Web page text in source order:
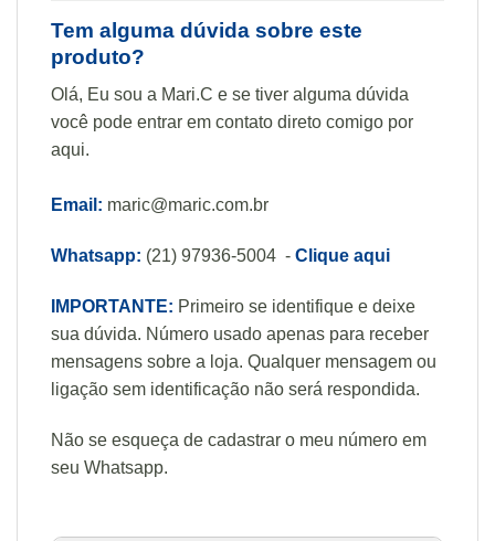
Tem alguma dúvida sobre este
produto?
Olá, Eu sou a Mari.C e se tiver alguma dúvida
você pode entrar em contato direto comigo por
aqui.
Email: maric@maric.com.br
Whatsapp: (21) 97936-5004 - Clique aqui
IMPORTANTE: Primeiro se identifique e deixe
sua dúvida. Número usado apenas para receber
mensagens sobre a loja. Qualquer mensagem ou
ligação sem identificação não será respondida.
Não se esqueça de cadastrar o meu número em
seu Whatsapp.